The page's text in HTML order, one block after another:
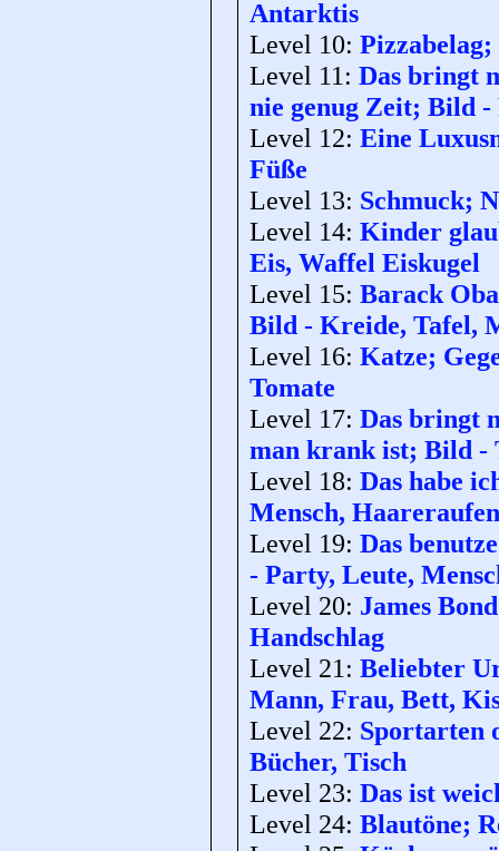
Antarktis
Level 10:
Level 11: Das bringt
nie genug Zeit; Bild -
Level 12: Eine
Füße
Level 13: Schmuck;
Level 14: Kinder
Eis, Waffel Eiskugel
Level 15: Barack
Bild - Kreide, Tafel,
Level 16: Katze;
Tomate
Level 17: Das bringt
man krank ist; Bild -
Level 18: Das habe
Mensch, Haareraufen
Level 19: Das
- Party, Leute,
Level 20: James
Handschlag
Level 21: Beliebter
Mann, Frau, Bett,
Level 22: Sportarten
Bücher, Tisch
Level 23: Das ist
Level 24: Blautöne;